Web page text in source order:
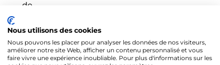
de...
Nous utilisons des cookies
Nous pouvons les placer pour analyser les données de nos visiteurs,
améliorer notre site Web, afficher un contenu personnalisé et vous
faire vivre une expérience inoubliable. Pour plus d'informations sur les